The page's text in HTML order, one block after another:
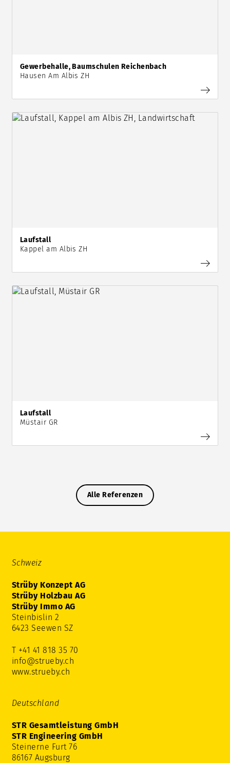
Gewerbehalle, Baumschulen Reichenbach
Hausen Am Albis ZH
Laufstall
Kappel am Albis ZH
Laufstall
Müstair GR
Alle Referenzen
Schweiz
Strüby Konzept AG
Strüby Holzbau AG
Strüby Immo AG
Steinbislin 2
6423 Seewen SZ
T +41 41 818 35 70
info@strueby.ch
www.strueby.ch
Deutschland
STR Gesamtleistung GmbH
STR Engineering GmbH
Steinerne Furt 76
86167 Augsburg